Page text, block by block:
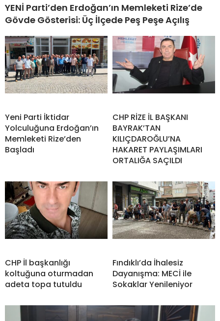
YENİ Parti’den Erdoğan’ın Memleketi Rize’de
Gövde Gösterisi: Üç İlçede Peş Peşe Açılış
Yeni Parti İktidar
Yolculuğuna Erdoğan’ın
Memleketi Rize’den
Başladı
CHP RİZE İL BAŞKANI
BAYRAK’TAN
KILIÇDAROĞLU’NA
HAKARET PAYLAŞIMLARI
ORTALIĞA SAÇILDI
CHP İl başkanlığı
koltuğuna oturmadan
adeta topa tutuldu
Fındıklı’da İhalesiz
Dayanışma: MECİ ile
Sokaklar Yenileniyor